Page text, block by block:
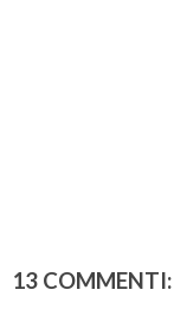
13 COMMENTI: